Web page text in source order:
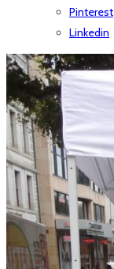
Pinterest
Linkedin